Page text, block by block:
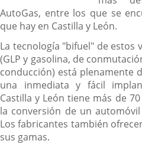
AutoGas, entre los que se
que hay en Castilla y León.
La tecnología "bifuel" de estos
(GLP y gasolina, de
conducción) está plenamente
una inmediata y fácil
Castilla y León tiene más de
la conversión de un
Los fabricantes también
sus gamas.